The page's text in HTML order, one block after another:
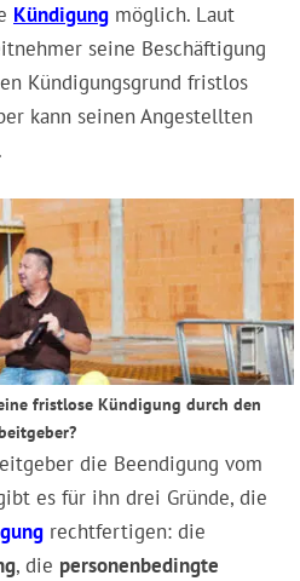
Kündigung möglich. Laut
seine Beschäftigung
Kündigungsgrund fristlos
kann seinen Angestellten
fristlose Kündigung durch den
die Beendigung vom
es für ihn drei Gründe, die
rechtfertigen: die
, die personenbedingte